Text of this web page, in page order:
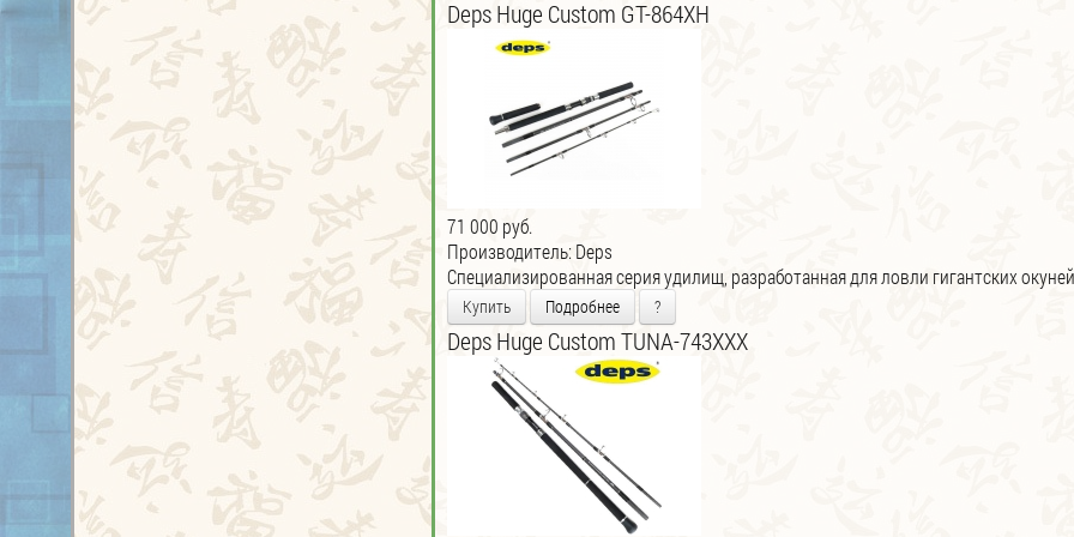
Deps Huge Custom GT-864XH
71 000 руб.
Производитель:Deps
Специализированная серия удилищ, разработанная для ловли гигантских окуней
Купить Подробнее ?
Deps Huge Custom TUNA-743XXX